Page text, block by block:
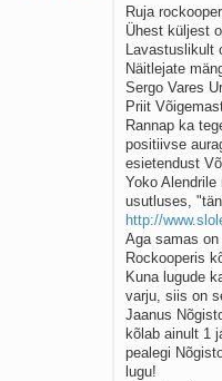
Ih-ih-hii ja ah-
Päikeselapsed
Laul
Luigelaul
Nii vaikseks
Mis saab
Ei mullast
Avanemine
Üleminek
Laul teost
Põhi, lõuna,
Elupõline kaja
Omaette
Perekondlik
Kassimäng
Läänemere
Üle müüri
Ruja
Ühest küljest
Lavastuslikult
Näitlejate
Sergo Vares
Priit
Rannap ka
positiivse
esietendust
Yoko
usutluses,
http://
Aga samas
Rockooperis
Kuna lugude
varju, siis on
Jaanus
kõlab ainult 1
pealegi
lugu!